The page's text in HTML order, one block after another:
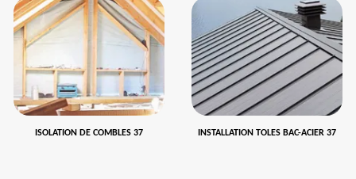
ISOLATION DE COMBLES 37 INSTALLATION TOLES BAC-ACIER 37